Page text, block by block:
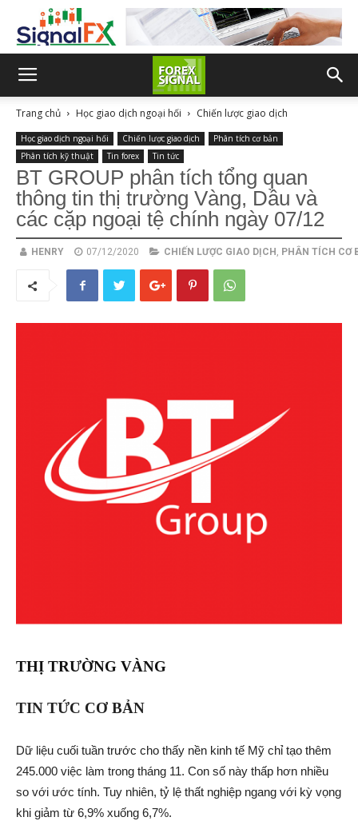
Trang chủ Học giao dịch ngoại hối Chiến lược giao dịch
Học giao dịch ngoại hối Chiến lược giao dịch
Phân tích cơ bản
Phân tích kỹ thuật
Tin forex Tin tức
BT GROUP phân tích tổng quan
thông tin thị trường Vàng, Dầu và
các cặp ngoại tệ chính ngày 07/12
HENRY 07/12/2020 CHIẾN LƯỢC GIAO DỊCH , PHÂN TÍCH CƠ
THỊ TRƯỜNG VÀNG
TIN TỨC CƠ BẢN
Dữ liệu cuối tuần trước cho thấy nền kinh tế Mỹ chỉ tạo thêm
245.000 việc làm trong tháng 11. Con số này thấp hơn nhiều
so với ước tính. Tuy nhiên, tỷ lệ thất nghiệp ngang với kỳ vọng
khi giảm từ 6,9% xuống 6,7%.